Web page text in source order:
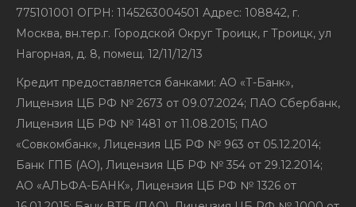
775101001 ОГРН: 1145263004501 Адрес: 108842, г.
Москва, вн.тер.г. Городской Округ Троицк, г Троицк, ул
Нагорная, д. 8, помещ. 12/11/12/13
Кредит предоставляется банками: АО «Т-Банк»,
Лицензия ЦБ РФ № 2673 от 09.07.2024; ПАО Сбербанк,
Лицензия ЦБ РФ № 1481 от 11.08.2015; ПАО
«Совкомбанк», Лицензия ЦБ РФ № 963 от 05.12.2014;
Банк ГПБ (АО), Лицензия ЦБ РФ № 354 от 29.12.2014;
АО «АЛЬФА-БАНК», Лицензия ЦБ РФ № 1326 от